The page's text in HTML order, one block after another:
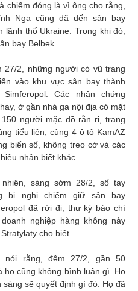
chiếm đóng là vì ông cho rằng,
Nga cũng đã đến sân bay
thổ Ukraine. Trong khi đó,
bay Belbek.
27/2, những người có vũ trang
vào khu vực sân bay thành
Simferopol. Các nhân chứng
ở gần nhà ga nội địa có mặt
người mặc đồ rằn ri, trang
tiểu liên, cùng 4 ô tô KamAZ
biển số, không treo cờ và các
nhận biết khác.
nhiên, sáng sớm 28/2, số tay
bị nghi chiếm giữ sân bay
đã rời đi, thư ký báo chí
nghiệp hàng không này
cho biết.
nói rằng, đêm 27/2, gần 50
họ cũng không bình luận gì. Họ
sẽ quyết định gì đó. Họ đã